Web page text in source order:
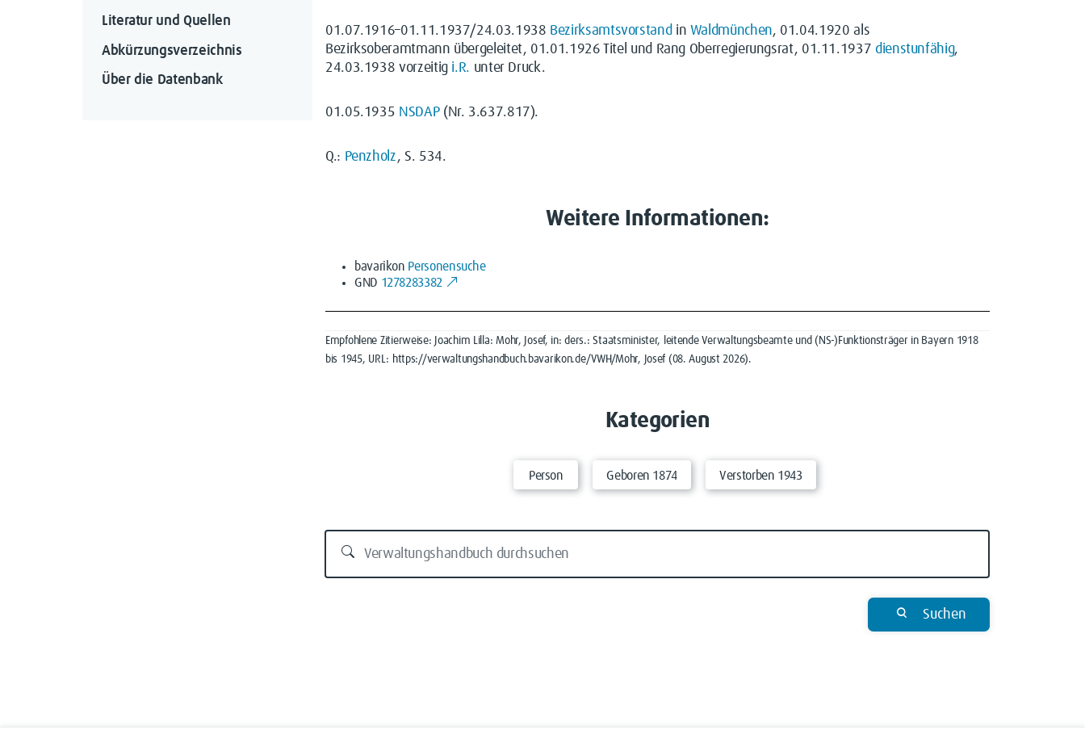
01.07.1916–01.11.1937/24.03.1938 Bezirksamtsvorstandin Waldmünchen, 01.04.1920 als
Bezirksoberamtmann übergeleitet, 01.01.1926 Titel und Rang Oberregierungsrat, 01.11.1937 dienstunfähig,
24.03.1938 vorzeitig i.R. unter Druck.
01.05.1935 NSDAP(Nr. 3.637.817).
Q.: Penzholz, S. 534.
Weitere Informationen:
bavarikon Personensuche
GND 1278283382
Empfohlene Zitierweise: Joachim Lilla: Mohr, Josef, in: ders.: Staatsminister, leitende Verwaltungsbeamte und (NS-)Funktionsträger in Bayern 1918
bis 1945, URL: https://verwaltungshandbuch.bavarikon.de/VWH/Mohr, Josef (08. August 2026).
Kategorien
Person Geboren 1874 Verstorben 1943
Suchen
Literatur und Quellen
Abkürzungsverzeichnis
Über die Datenbank